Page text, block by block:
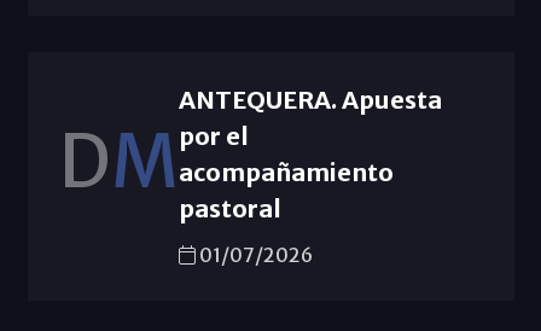
DM
ANTEQUERA. Apuesta
por el
acompañamiento
pastoral
01/07/2026